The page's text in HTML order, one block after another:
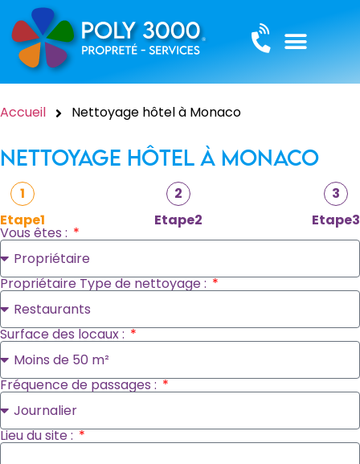
Accueil Nettoyage hôtel à Monaco
Nettoyage hôtel à Monaco
1
Etape1
2
Etape2
3
Etape3
Vous êtes :
Propriétaire Type de nettoyage :
Surface des locaux :
Fréquence de passages :
Lieu du site :